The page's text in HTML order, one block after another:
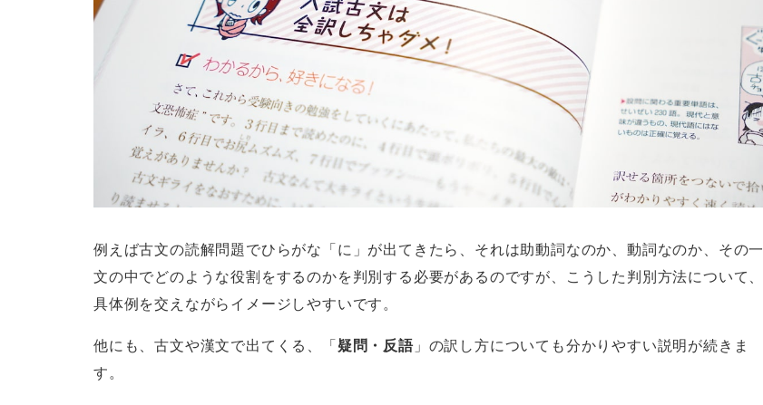
例えば古文の読解問題でひらがな「に」が出てきたら、それは助動詞なのか、動詞なのか、その一
文の中でどのような役割をするのかを判別する必要があるのですが、こうした判別方法について、
具体例を交えながらイメージしやすいです。
他にも、古文や漢文で出てくる、「疑問・反語」の訳し方についても分かりやすい説明が続きま
す。